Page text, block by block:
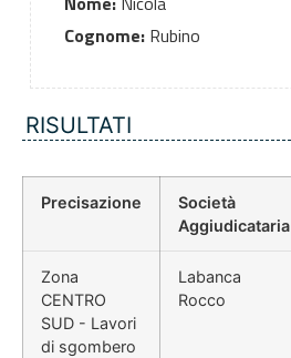
Cognome:Rubino
RISULTATI
Precisazione
Società
Aggiudicataria
Zona
CENTRO
SUD - Lavori
di sgombero
Labanca
Rocco